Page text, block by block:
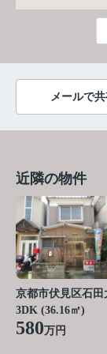
メールで
近隣の物件
京都市伏見区石田
3DK (36.16㎡)
580万円